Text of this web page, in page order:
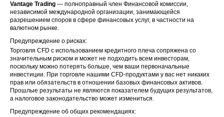
Vantage Trading — полноправный член Финансовой комиссии,
независимой международной организации, занимающейся
разрешением споров в сфере финансовых услуг, в частности на
валютном рынке.
Предупреждение о рисках:
Торговля CFD с использованием кредитного плеча сопряжена со
значительным риском и может не подходить всем инвесторам,
поскольку можно потерять больше, чем ваши первоначальные
инвестиции. При торговле нашими CFD-продуктами у вас нет никаких
прав или обязательств в отношении базовых финансовых активов.
Прошлые результаты не являются показателем будущих результатов,
а налоговое законодательство может измениться.
Предупреждение об общих рекомендациях: